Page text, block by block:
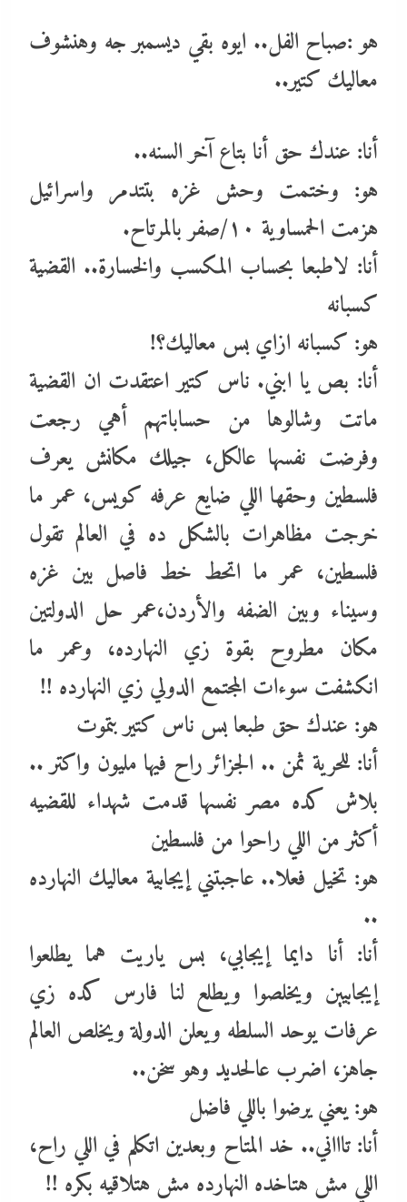
هو :صباح الفل.. ايوه بقي ديسمبر جه وهنشوف
معاليك كتير..
أنا: عندك حق أنا بتاع آخر السنه..
هو: وختمت وحش غزه بتتدمر واسرائيل
هزمت الحمساوية ١٠/صفر بالمرتاح.
أنا: لاطبعا بحساب المكسب والخسارة.. القضية
كسبانه
هو: كسبانه ازاي بس معاليك؟!
أنا: بص يا ابني. ناس كتير اعتقدت ان القضية
ماتت وشالوها من حساباتهم أهي رجعت
وفرضت نفسها عالكل، جيلك مكانش يعرف
فلسطين وحقها اللي ضايع عرفه كويس، عمر ما
خرجت مظاهرات بالشكل ده في العالم تقول
فلسطين، عمر ما اتحط خط فاصل بين غزه
وسيناء وبين الضفه والأردن،عمر حل الدولتين
مكان مطروح بقوة زي النهارده، وعمر ما
انكشفت سوءات المجتمع الدولي زي النهارده !!
هو: عندك حق طبعا بس ناس كتير بتموت
أنا: للحرية ثمن .. الجزائر راح فيها مليون واكتر ..
بلاش كده مصر نفسها قدمت شهداء للقضيه
أكثر من اللي راحوا من فلسطين
هو: تخيل فعلا.. عاجبتني إيجابية معاليك النهارده
..
أنا: أنا دايما إيجابي، بس ياريت هما يطلعوا
إيجابيين ويخلصوا ويطلع لنا فارس كده زي
عرفات يوحد السلطه ويعلن الدولة ويخلص العالم
جاهز، اضرب عالحديد وهو سخن..
هو: يعني يرضوا باللي فاضل
أنا: تاااني.. خد المتاح وبعدين اتكلم في اللي راح،
اللي مش هتاخده النهارده مش هتلاقيه بكره !!